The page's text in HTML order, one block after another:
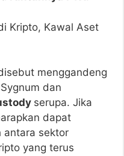
Kripto, Kawal Aset
menggandeng
dan
serupa. Jika
dapat
antara sektor
yang terus